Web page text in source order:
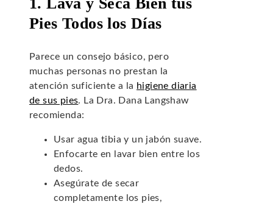
Pies Todos los Días
Parece un consejo básico, pero
muchas personas no prestan la
atención suficiente a la higiene diaria
de sus pies. La Dra. Dana Langshaw
recomienda:
Usar agua tibia y un jabón suave.
Enfocarte en lavar bien entre los
dedos.
Asegúrate de secar
completamente los pies,